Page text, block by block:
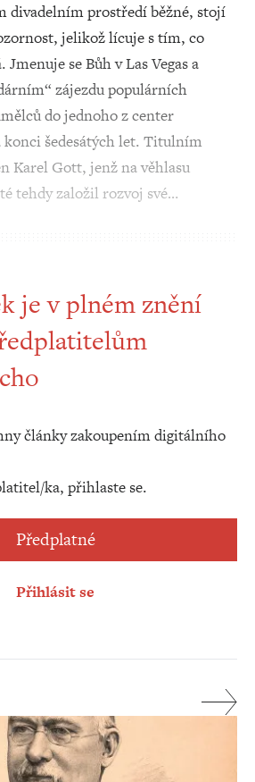
divadelním prostředí běžné, stojí
jelikož lícuje s tím, co
se Bůh v Las Vegas a
zájezdu populárních
do jednoho z center
konci šedesátých let. Titulním
Karel Gott, jenž na věhlasu
tehdy založil rozvoj své…
je v plném znění
články zakoupením digitálního
ka, přihlaste se.
Předplatné
Přihlásit se